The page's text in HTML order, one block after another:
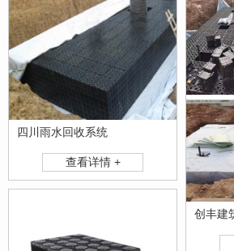
四川雨水回收系统
查看详情 +